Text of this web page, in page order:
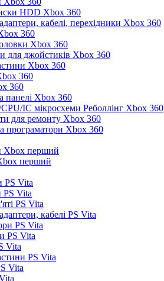
HDD Xbox 360
кабелі, перехідники Xbox 360
360
Xbox 360
для джойстиків Xbox 360
Xbox 360
360
360
панелі Xbox 360
IC мікросхеми Реболлінг Xbox 360
для ремонту Xbox 360
програматори Xbox 360
Xbox перший
перший
PS Vita
PS Vita
PS Vita
кабелі PS Vita
PS Vita
PS Vita
Vita
PS Vita
Vita